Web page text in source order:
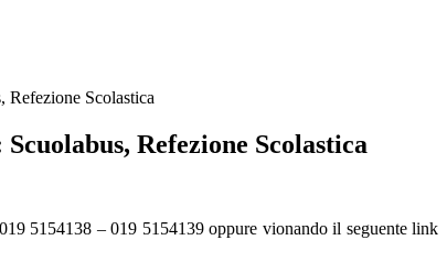
Refezione Scolastica
Refezione Scolastica
5154138 – 019 5154139 oppure vionando il seguente link